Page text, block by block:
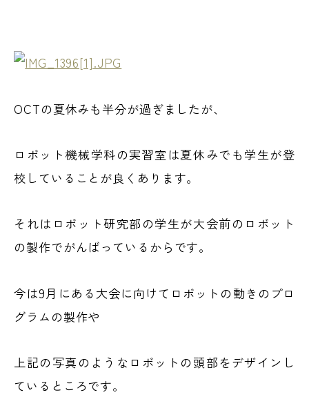
OCTの夏休みも半分が過ぎましたが、
ロボット機械学科の実習室は夏休みでも学生が登
校していることが良くあります。
それはロボット研究部の学生が大会前のロボット
の製作でがんばっているからです。
今は9月にある大会に向けてロボットの動きのプロ
グラムの製作や
上記の写真のようなロボットの頭部をデザインし
ているところです。